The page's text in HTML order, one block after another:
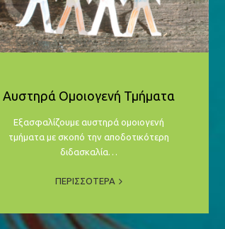
Αυστηρά Ομοιογενή Τμήματα
Εξασφαλίζουμε αυστηρά ομοιογενή
τμήματα με σκοπό την αποδοτικότερη
διδασκαλία…
ΠΕΡΙΣΣΟΤΕΡΑ